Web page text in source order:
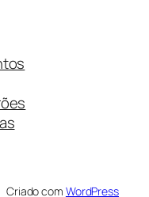
Criado com WordPress